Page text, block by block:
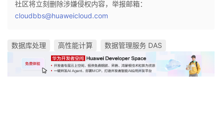
社区将立刻删除涉嫌侵权内容，举报邮箱：
cloudbbs@huaweicloud.com
数据库处理 高性能计算 数据管理服务 DAS